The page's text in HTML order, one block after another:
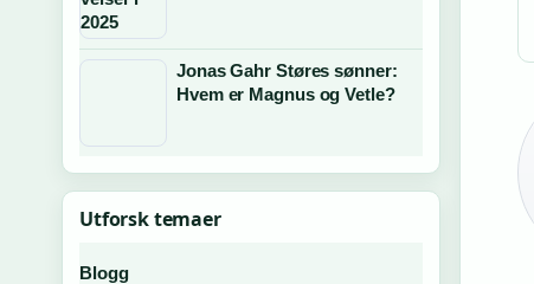
Jonas Gahr Støres sønner:
Hvem er Magnus og Vetle?
Utforsk temaer
Blogg